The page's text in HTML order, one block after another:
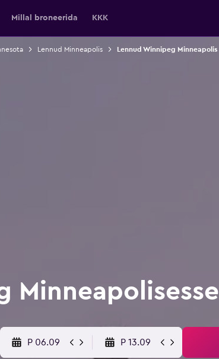
Millal broneerida KKK
Lennud Minneapolis Lennud Winnipeg Minneapolis
Minneapolisesse
P 06.09 P 13.09